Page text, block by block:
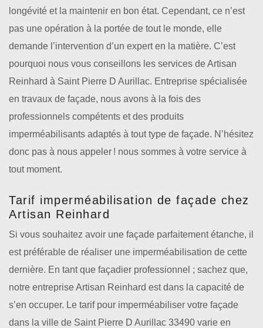
longévité et la maintenir en bon état. Cependant, ce n’est
pas une opération à la portée de tout le monde, elle
demande l’intervention d’un expert en la matière. C’est
pourquoi nous vous conseillons les services de Artisan
Reinhard à Saint Pierre D Aurillac. Entreprise spécialisée
en travaux de façade, nous avons à la fois des
professionnels compétents et des produits
imperméabilisants adaptés à tout type de façade. N’hésitez
donc pas à nous appeler ! nous sommes à votre service à
tout moment.
Tarif imperméabilisation de façade chez
Artisan Reinhard
Si vous souhaitez avoir une façade parfaitement étanche, il
est préférable de réaliser une imperméabilisation de cette
dernière. En tant que façadier professionnel ; sachez que,
notre entreprise Artisan Reinhard est dans la capacité de
s’en occuper. Le tarif pour imperméabiliser votre façade
dans la ville de Saint Pierre D Aurillac 33490 varie en